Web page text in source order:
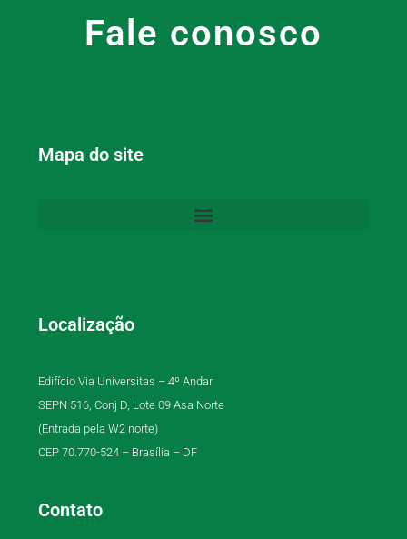
Fale conosco
Mapa do site
Localização
Edifício Via Universitas – 4º Andar
SEPN 516, Conj D, Lote 09 Asa Norte
(Entrada pela W2 norte)
CEP 70.770-524 – Brasília – DF
Contato